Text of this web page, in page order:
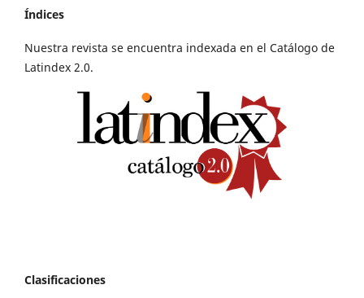
Índices
Nuestra revista se encuentra indexada en el Catálogo de
Latindex 2.0.
Clasificaciones